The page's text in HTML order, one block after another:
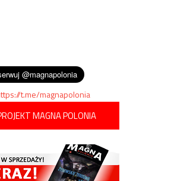
t.me/magnapolonia
MAGNA POLONIA